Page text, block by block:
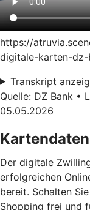
https://
digitale-karten-dz-
Transkript
Quelle: DZ Bank •
05.05.2026
Der digitale
erfolgreichen
bereit. Schalten
Shopping frei und